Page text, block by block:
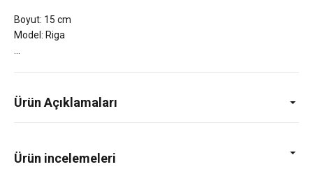
Boyut: 15 cm
Model: Riga
Ürün Açıklamaları